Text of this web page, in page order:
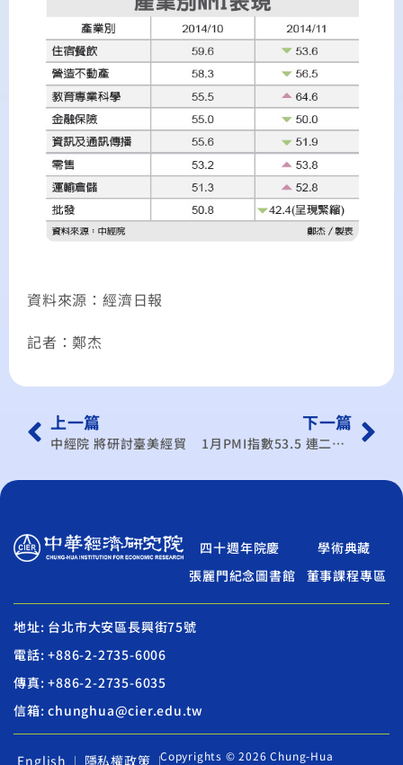
資料來源：經濟日報
記者：鄭杰
上一篇
中經院 將研討臺美經貿
下一篇
1月PMI指數53.5 連二月上揚
四十週年院慶
學術典藏
張麗門紀念圖書館
董事課程專區
地址: 台北市大安區長興街75號
電話: +886-2-2735-6006
傳真: +886-2-2735-6035
信箱: chunghua@cier.edu.tw
English 隱私權政策
Copyrights © 2026 Chung-Hua